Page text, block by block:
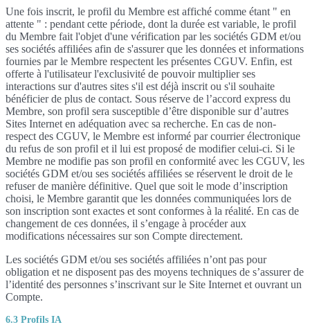
Une fois inscrit, le profil du Membre est affiché comme étant " en
attente " : pendant cette période, dont la durée est variable, le profil
du Membre fait l'objet d'une vérification par les sociétés GDM et/ou
ses sociétés affiliées afin de s'assurer que les données et informations
fournies par le Membre respectent les présentes CGUV. Enfin, est
offerte à l'utilisateur l'exclusivité de pouvoir multiplier ses
interactions sur d'autres sites s'il est déjà inscrit ou s'il souhaite
bénéficier de plus de contact. Sous réserve de l’accord express du
Membre, son profil sera susceptible d’être disponible sur d’autres
Sites Internet en adéquation avec sa recherche. En cas de non-
respect des CGUV, le Membre est informé par courrier électronique
du refus de son profil et il lui est proposé de modifier celui-ci. Si le
Membre ne modifie pas son profil en conformité avec les CGUV, les
sociétés GDM et/ou ses sociétés affiliées se réservent le droit de le
refuser de manière définitive. Quel que soit le mode d’inscription
choisi, le Membre garantit que les données communiquées lors de
son inscription sont exactes et sont conformes à la réalité. En cas de
changement de ces données, il s’engage à procéder aux
modifications nécessaires sur son Compte directement.
Les sociétés GDM et/ou ses sociétés affiliées n’ont pas pour
obligation et ne disposent pas des moyens techniques de s’assurer de
l’identité des personnes s’inscrivant sur le Site Internet et ouvrant un
Compte.
6.3 Profils IA